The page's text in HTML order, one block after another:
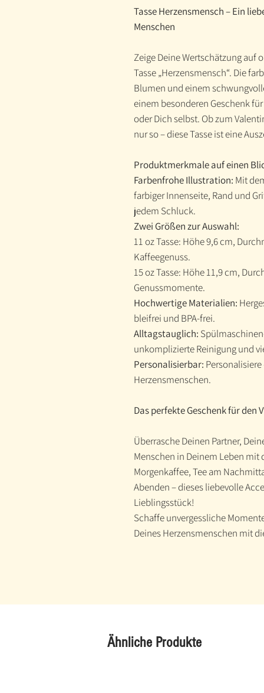
Tasse Herzensmensch – Ein
Menschen
Zeige Deine Wertschätzung auf
Tasse „Herzensmensch“. Die
Blumen und einem
einem besonderen Geschenk
oder Dich selbst. Ob zum
nur so – diese Tasse ist eine
Produktmerkmale auf einen
Farbenfrohe Illustration: Mit
farbiger Innenseite, Rand und
jedem Schluck.
Zwei Größen zur Auswahl:
11 oz Tasse: Höhe 9,6 cm,
Kaffeegenuss.
15 oz Tasse: Höhe 11,9 cm,
Genussmomente.
Hochwertige Materialien:
bleifrei und BPA-frei.
Alltagstauglich:
unkomplizierte Reinigung und
Personalisierbar:
Herzensmenschen.
Das perfekte Geschenk für den
Überrasche Deinen Partner,
Menschen in Deinem Leben mit
Morgenkaffee, Tee am
Abenden – dieses liebevolle
Lieblingsstück!
Schaffe unvergessliche
Deines Herzensmenschen mit
Ähnliche Produkte